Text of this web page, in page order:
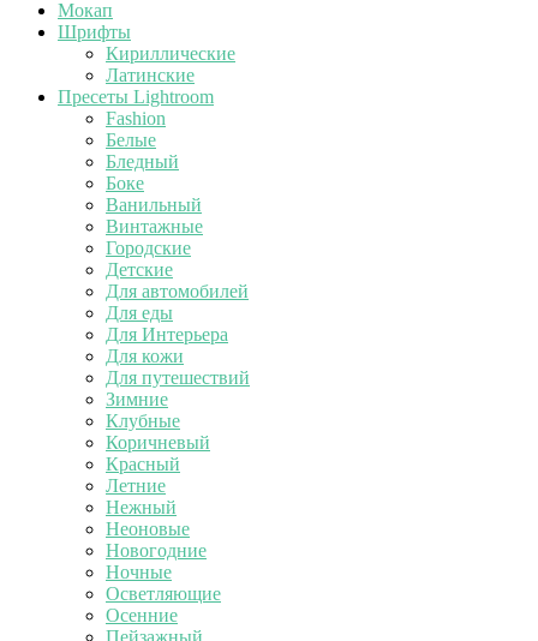
Мокап
Шрифты
Кириллические
Латинские
Пресеты Lightroom
Fashion
Белые
Бледный
Боке
Ванильный
Винтажные
Городские
Детские
Для автомобилей
Для еды
Для Интерьера
Для кожи
Для путешествий
Зимние
Клубные
Коричневый
Красный
Летние
Нежный
Неоновые
Новогодние
Ночные
Осветляющие
Осенние
Пейзажный